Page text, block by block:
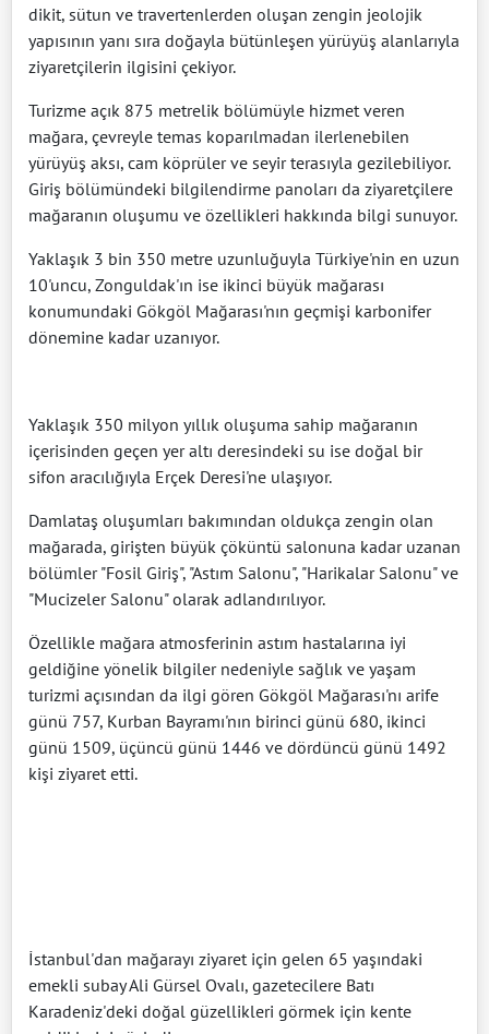
dikit, sütun ve travertenlerden oluşan zengin jeolojik
yapısının yanı sıra doğayla bütünleşen yürüyüş alanlarıyla
ziyaretçilerin ilgisini çekiyor.
Turizme açık 875 metrelik bölümüyle hizmet veren
mağara, çevreyle temas koparılmadan ilerlenebilen
yürüyüş aksı, cam köprüler ve seyir terasıyla gezilebiliyor.
Giriş bölümündeki bilgilendirme panoları da ziyaretçilere
mağaranın oluşumu ve özellikleri hakkında bilgi sunuyor.
Yaklaşık 3 bin 350 metre uzunluğuyla Türkiye'nin en uzun
10'uncu, Zonguldak'ın ise ikinci büyük mağarası
konumundaki Gökgöl Mağarası'nın geçmişi karbonifer
dönemine kadar uzanıyor.
Yaklaşık 350 milyon yıllık oluşuma sahip mağaranın
içerisinden geçen yer altı deresindeki su ise doğal bir
sifon aracılığıyla Erçek Deresi'ne ulaşıyor.
Damlataş oluşumları bakımından oldukça zengin olan
mağarada, girişten büyük çöküntü salonuna kadar uzanan
bölümler "Fosil Giriş", "Astım Salonu", "Harikalar Salonu" ve
"Mucizeler Salonu" olarak adlandırılıyor.
Özellikle mağara atmosferinin astım hastalarına iyi
geldiğine yönelik bilgiler nedeniyle sağlık ve yaşam
turizmi açısından da ilgi gören Gökgöl Mağarası'nı arife
günü 757, Kurban Bayramı'nın birinci günü 680, ikinci
günü 1509, üçüncü günü 1446 ve dördüncü günü 1492
kişi ziyaret etti.
İstanbul'dan mağarayı ziyaret için gelen 65 yaşındaki
emekli subay Ali Gürsel Ovalı, gazetecilere Batı
Karadeniz'deki doğal güzellikleri görmek için kente